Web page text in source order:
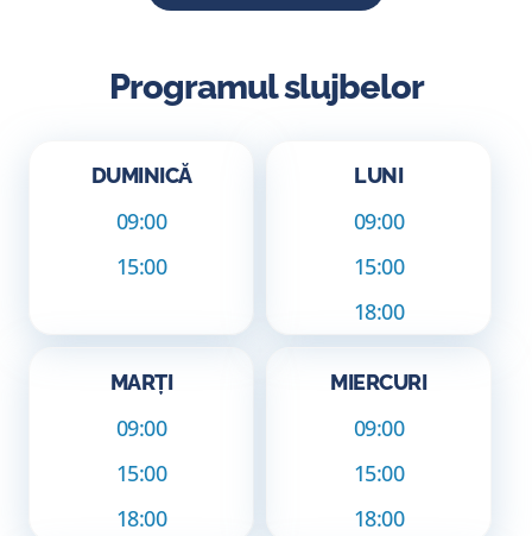
Programul slujbelor
DUMINICĂ
09:00
15:00
LUNI
09:00
15:00
18:00
MARȚI
09:00
15:00
18:00
MIERCURI
09:00
15:00
18:00